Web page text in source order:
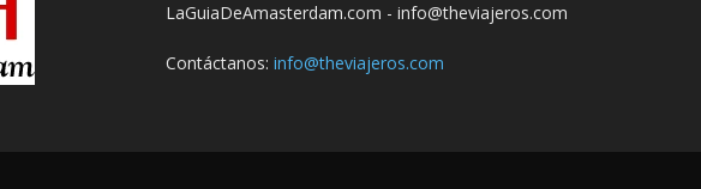
LaGuiaDeAmasterdam.com - info@theviajeros.com
Contáctanos: info@theviajeros.com